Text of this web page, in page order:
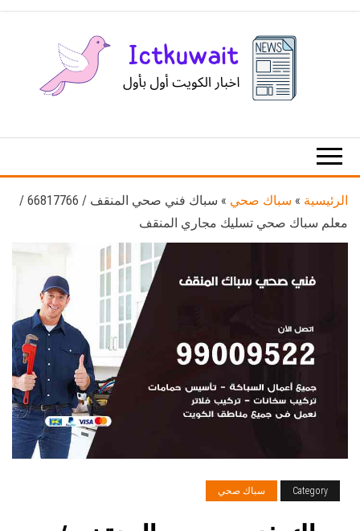
الكويت
الرئيسية » سباك صحي »
سباك فني صحي المنقف / 66817766 /
معلم سباك صحي تسليك مجاري المنقف
Category سباك صحي